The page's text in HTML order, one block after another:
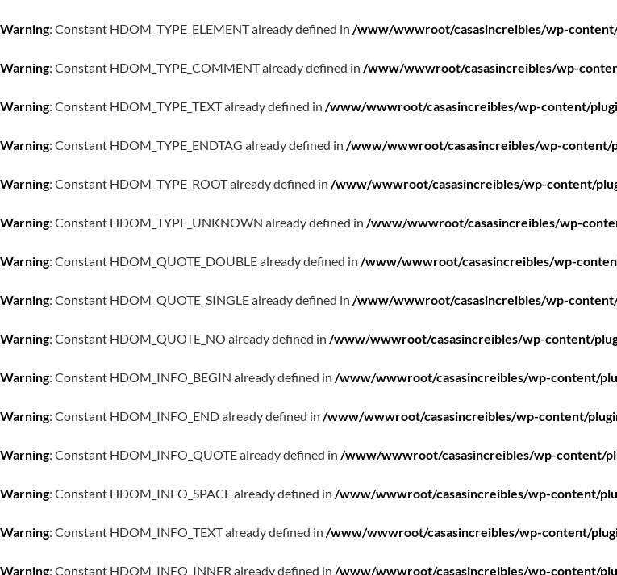
Warning: Constant HDOM_TYPE_ELEMENT already defined in /www/wwwroot/casasincreibles/wp-
Warning: Constant HDOM_TYPE_COMMENT already defined in /www/wwwroot/casasincreibles/wp-
Warning: Constant HDOM_TYPE_TEXT already defined in /www/wwwroot/casasincreibles/wp-content/
Warning: Constant HDOM_TYPE_ENDTAG already defined in /www/wwwroot/casasincreibles/wp-content/
Warning: Constant HDOM_TYPE_ROOT already defined in /www/wwwroot/casasincreibles/wp-content/
Warning: Constant HDOM_TYPE_UNKNOWN already defined in /www/wwwroot/casasincreibles/wp-
Warning: Constant HDOM_QUOTE_DOUBLE already defined in /www/wwwroot/casasincreibles/wp-
Warning: Constant HDOM_QUOTE_SINGLE already defined in /www/wwwroot/casasincreibles/wp-
Warning: Constant HDOM_QUOTE_NO already defined in /www/wwwroot/casasincreibles/wp-content/
Warning: Constant HDOM_INFO_BEGIN already defined in /www/wwwroot/casasincreibles/wp-content/
Warning: Constant HDOM_INFO_END already defined in /www/wwwroot/casasincreibles/wp-content/
Warning: Constant HDOM_INFO_QUOTE already defined in /www/wwwroot/casasincreibles/wp-content/
Warning: Constant HDOM_INFO_SPACE already defined in /www/wwwroot/casasincreibles/wp-content/
Warning: Constant HDOM_INFO_TEXT already defined in /www/wwwroot/casasincreibles/wp-content/
Warning: Constant HDOM_INFO_INNER already defined in /www/wwwroot/casasincreibles/wp-content/